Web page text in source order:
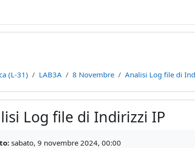
(L-31) LAB3A 8 Novembre Analisi Log file di
Log file di Indirizzi IP
sabato, 9 novembre 2024, 00:00